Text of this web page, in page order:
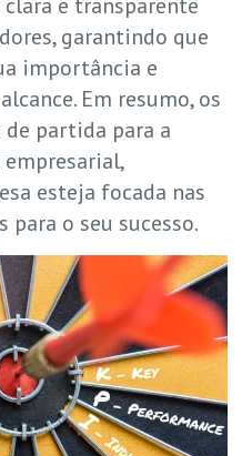
garantindo que
importância e
Em resumo, os
de partida para a
esteja focada nas
o seu sucesso.